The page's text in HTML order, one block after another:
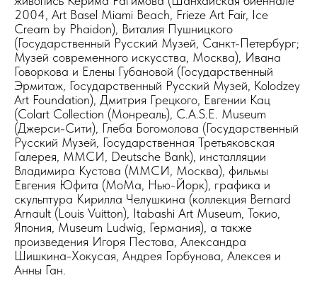
2004, Art Basel Miami Beach, Frieze Art Fair, Ice
Cream by Phaidon), Виталия Пушницкого
(Государственный Русский Музей, Санкт-Петербург;
Музей современного искусства, Москва), Ивана
Говоркова и Елены Губановой (Государственный
Эрмитаж, Государственный Русский Музей, Kolodzey
Art Foundation), Дмитрия Грецкого, Евгении Кац
(Colart Collection (Монреаль), C.A.S.E. Museum
(Джерси-Сити), Глеба Богомолова (Государственный
Русский Музей, Государственная Третьяковская
Галерея, ММСИ, Deutsche Bank), инсталляции
Владимира Кустова (ММСИ, Москва), фильмы
Евгения Юфита (MoMa, Нью-Йорк), графика и
скульптура Кирилла Челушкина (коллекция Bernard
Arnault (Louis Vuitton), Itabashi Art Museum, Токио,
Япония, Museum Ludwig, Германия), а также
произведения Игоря Пестова, Александра
Шишкина-Хокусая, Андрея Горбунова, Алексея и
Анны Ган.